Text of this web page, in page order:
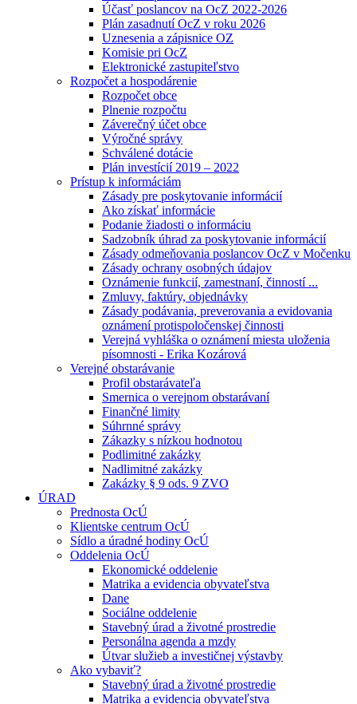
Účasť poslancov na OcZ 2022-2026
Plán zasadnutí OcZ v roku 2026
Uznesenia a zápisnice OZ
Komisie pri OcZ
Elektronické zastupiteľstvo
Rozpočet a hospodárenie
Rozpočet obce
Plnenie rozpočtu
Záverečný účet obce
Výročné správy
Schválené dotácie
Plán investícií 2019 – 2022
Prístup k informáciám
Zásady pre poskytovanie informácií
Ako získať informácie
Podanie žiadosti o informáciu
Sadzobník úhrad za poskytovanie informácií
Zásady odmeňovania poslancov OcZ v Močenku
Zásady ochrany osobných údajov
Oznámenie funkcií, zamestnaní, činností ...
Zmluvy, faktúry, objednávky
Zásady podávania, preverovania a evidovania
oznámení protispoločenskej činnosti
Verejná vyhláška o oznámení miesta uloženia
písomnosti - Erika Kozárová
Verejné obstarávanie
Profil obstarávateľa
Smernica o verejnom obstarávaní
Finančné limity
Súhrnné správy
Zákazky s nízkou hodnotou
Podlimitné zakázky
Nadlimitné zakázky
Zakázky § 9 ods. 9 ZVO
ÚRAD
Prednosta OcÚ
Klientske centrum OcÚ
Sídlo a úradné hodiny OcÚ
Oddelenia OcÚ
Ekonomické oddelenie
Matrika a evidencia obyvateľstva
Dane
Sociálne oddelenie
Stavebný úrad a životné prostredie
Personálna agenda a mzdy
Útvar služieb a investičnej výstavby
Ako vybaviť?
Stavebný úrad a životné prostredie
Matrika a evidencia obyvateľstva